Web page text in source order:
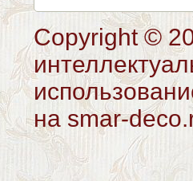
Copyright ©
на smar-